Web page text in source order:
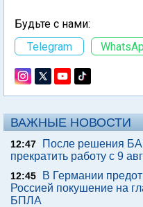
Будьте с нами:
Telegram
ВАЖНЫЕ НОВОСТИ
12:47
После решения
прекратить работу с 9
12:45
В Германии
Россией покушение на
БПЛА